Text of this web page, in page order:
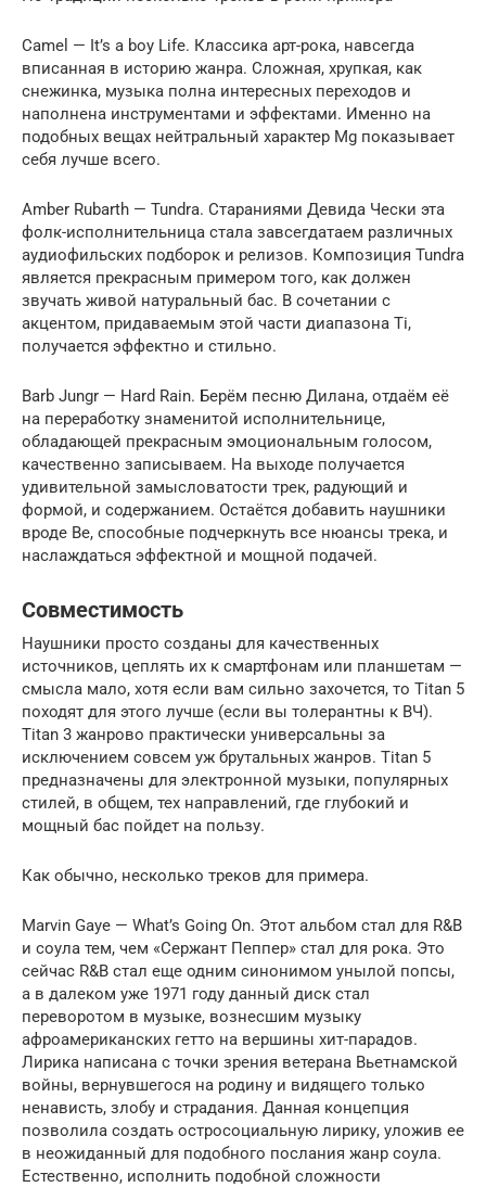
Camel — It’s a boy Life. Классика арт-рока, навсегда
вписанная в историю жанра. Сложная, хрупкая, как
снежинка, музыка полна интересных переходов и
наполнена инструментами и эффектами. Именно на
подобных вещах нейтральный характер Mg показывает
себя лучше всего.
Amber Rubarth — Tundra. Стараниями Девида Чески эта
фолк-исполнительница стала завсегдатаем различных
аудиофильских подборок и релизов. Композиция Tundra
является прекрасным примером того, как должен
звучать живой натуральный бас. В сочетании с
акцентом, придаваемым этой части диапазона Ti,
получается эффектно и стильно.
Barb Jungr — Hard Rain. Берём песню Дилана, отдаём её
на переработку знаменитой исполнительнице,
обладающей прекрасным эмоциональным голосом,
качественно записываем. На выходе получается
удивительной замысловатости трек, радующий и
формой, и содержанием. Остаётся добавить наушники
вроде Be, способные подчеркнуть все нюансы трека, и
наслаждаться эффектной и мощной подачей.
Совместимость
Наушники просто созданы для качественных
источников, цеплять их к смартфонам или планшетам —
смысла мало, хотя если вам сильно захочется, то Titan 5
походят для этого лучше (если вы толерантны к ВЧ).
Titan 3 жанрово практически универсальны за
исключением совсем уж брутальных жанров. Titan 5
предназначены для электронной музыки, популярных
стилей, в общем, тех направлений, где глубокий и
мощный бас пойдет на пользу.
Как обычно, несколько треков для примера.
Marvin Gaye — What’s Going On. Этот альбом стал для R&B
и соула тем, чем «Сержант Пеппер» стал для рока. Это
сейчас R&B стал еще одним синонимом унылой попсы,
а в далеком уже 1971 году данный диск стал
переворотом в музыке, вознесшим музыку
афроамериканских гетто на вершины хит-парадов.
Лирика написана с точки зрения ветерана Вьетнамской
войны, вернувшегося на родину и видящего только
ненависть, злобу и страдания. Данная концепция
позволила создать остросоциальную лирику, уложив ее
в неожиданный для подобного послания жанр соула.
Естественно, исполнить подобной сложности